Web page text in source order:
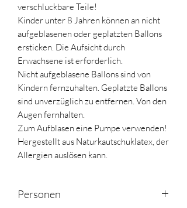
verschluckbare Teile!
Kinder unter 8 Jahren können an nicht
aufgeblasenen oder geplatzten Ballons
ersticken. Die Aufsicht durch
Erwachsene ist erforderlich.
Nicht aufgeblasene Ballons sind von
Kindern fernzuhalten. Geplatzte Ballons
sind unverzüglich zu entfernen. Von den
Augen fernhalten.
Zum Aufblasen eine Pumpe verwenden!
Hergestellt aus Naturkautschuklatex, der
Allergien auslösen kann.
Personen